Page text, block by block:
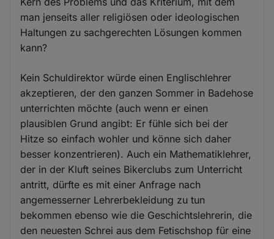
man jenseits aller religiösen oder ideologischen
Haltungen zu sachgerechten Lösungen kommen
kann?
Kein Schuldirektor würde einen Englischlehrer
akzeptieren, der den ganzen Sommer in Badehose
unterrichten möchte (auch wenn er einen
plausiblen Grund angibt: Er fühle sich bei der
Hitze so einfach wohler und könne sich daher
besser konzentrieren). Auch ein Mathematiklehrer,
der in der Kluft seines Bikerclubs zum Unterricht
antritt, dürfte es mit einer Anfrage nach
angemesserner Lehrerbekleidung zu tun
bekommen ebenso wie die Geschichtslehrerin, die
den neuesten Schrei aus dem Fetischshop für eine